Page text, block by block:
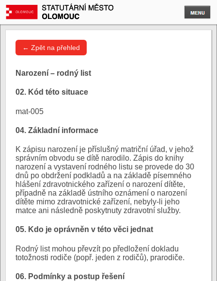
← Zpět na přehled
Narození – rodný list
02. Kód této situace
mat-005
04. Základní informace
K zápisu narození je příslušný matriční úřad, v jehož
správním obvodu se dítě narodilo. Zápis do knihy
narození a vystavení rodného listu se provede do 30
dnů po obdržení podkladů a na základě písemného
hlášení zdravotnického zařízení o narození dítěte,
případně na základě ústního oznámení o narození
dítěte mimo zdravotnické zařízení, nebyly-li jeho
matce ani následně poskytnuty zdravotní služby.
05. Kdo je oprávněn v této věci jednat
Rodný list mohou převzít po předložení dokladu
totožnosti rodiče (popř. jeden z rodičů), prarodiče.
06. Podmínky a postup řešení